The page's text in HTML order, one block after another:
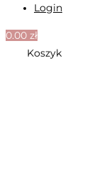
Login
0.00 zł
Koszyk